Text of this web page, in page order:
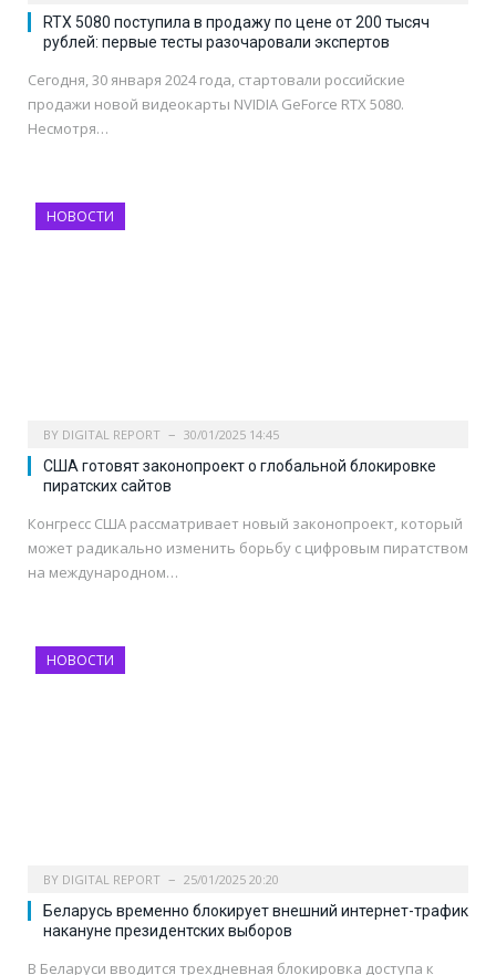
RTX 5080 поступила в продажу по цене от 200 тысяч
рублей: первые тесты разочаровали экспертов
Сегодня, 30 января 2024 года, стартовали российские
продажи новой видеокарты NVIDIA GeForce RTX 5080.
Несмотря…
НОВОСТИ
BY DIGITAL REPORT 30/01/2025 14:45
США готовят законопроект о глобальной блокировке
пиратских сайтов
Конгресс США рассматривает новый законопроект, который
может радикально изменить борьбу с цифровым пиратством
на международном…
НОВОСТИ
BY DIGITAL REPORT 25/01/2025 20:20
Беларусь временно блокирует внешний интернет-трафик
накануне президентских выборов
В Беларуси вводится трехдневная блокировка доступа к